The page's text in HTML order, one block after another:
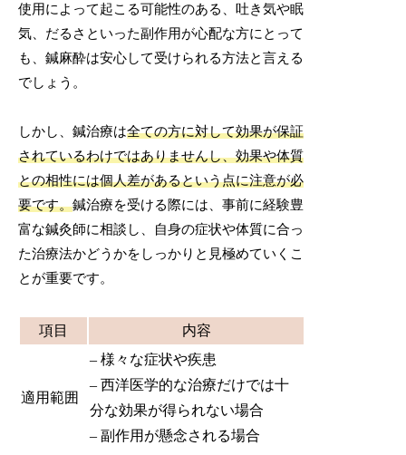
使用によって起こる可能性のある、吐き気や眠
気、だるさといった副作用が心配な方にとって
も、鍼麻酔は安心して受けられる方法と言える
でしょう。
しかし、鍼治療は全ての方に対して効果が保証
されているわけではありませんし、効果や体質
との相性には個人差があるという点に注意が必
要です。鍼治療を受ける際には、事前に経験豊
富な鍼灸師に相談し、自身の症状や体質に合っ
た治療法かどうかをしっかりと見極めていくこ
とが重要です。
項目 内容
適用範囲
– 様々な症状や疾患
– 西洋医学的な治療だけでは十
分な効果が得られない場合
– 副作用が懸念される場合